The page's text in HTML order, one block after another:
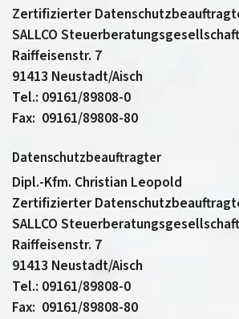
Zertifizierter
SALLCO
Raiffeisenstr. 7
91413 Neustadt/Aisch
Tel.: 09161/89808-0
Fax: 09161/89808-80
Datenschutzbeauftragter
Dipl.-Kfm. Christian Leopold
Zertifizierter
SALLCO
Raiffeisenstr. 7
91413 Neustadt/Aisch
Tel.: 09161/89808-0
Fax: 09161/89808-80